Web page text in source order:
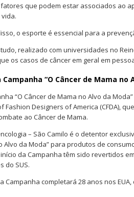
que podem estar associados ao
o esporte é essencial para a
realizado com universidades no
os casos de câncer em geral em
Campanha “O Câncer de Mama no
“O Câncer de Mama no Alvo da
Fashion Designers of America (CFDA),
ao Câncer de Mama.
– São Camilo é o detentor
Alvo da Moda” para produtos de
da Campanha têm sido revertidos
do SUS.
a Campanha completará 28 anos nos